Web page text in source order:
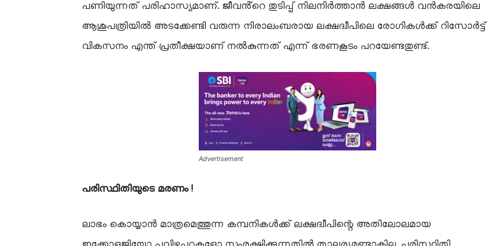
പണിയുന്നത് പരിഹാസ്യമാണ്. ജീവൻ്റെ തുടിപ്പ് നിലനിർത്താൻ ലക്ഷങ്ങൾ വൻകരയിലെ
ആശുപത്രിയിൽ അടക്കേണ്ടി വരുന്ന നിരാലംബരായ ലക്ഷദ്വീപിലെ രോഗികൾക്ക് റിസോർട്ട്
വികസനം എന്ത് പ്രതീക്ഷയാണ് നൽകുന്നത് എന്ന് ഭരണകൂടം പറയേണ്ടതുണ്ട്.
Advertisement
പരിസ്ഥിതിയുടെ മരണം !
ലാഭം കൊയ്യാൻ മാത്രമെത്തുന്ന കമ്പനികൾക്ക് ലക്ഷദ്വീപിന്റെ അതിലോലമായ